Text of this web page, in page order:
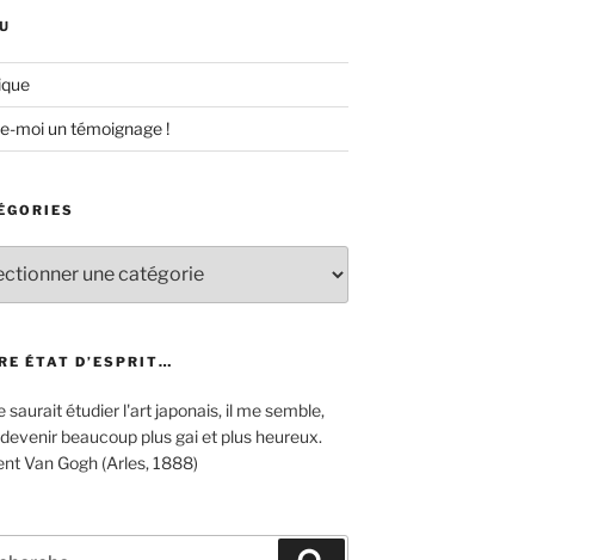
moi un témoignage !
ÉTAT D’ESPRIT…
saurait étudier l'art japonais, il me semble,
beaucoup plus gai et plus heureux.
Van Gogh (Arles, 1888)